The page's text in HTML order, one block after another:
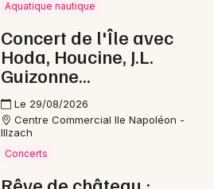
Aquatique nautique
Concert de l'Île avec
Hoda, Houcine, J.L.
Guizonne...
Le 29/08/2026
Centre Commercial Ile Napoléon -
Illzach
Concerts